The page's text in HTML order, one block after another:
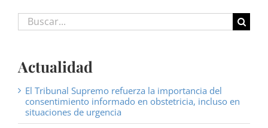
Buscar:
Actualidad
El Tribunal Supremo refuerza la importancia del
consentimiento informado en obstetricia, incluso en
situaciones de urgencia